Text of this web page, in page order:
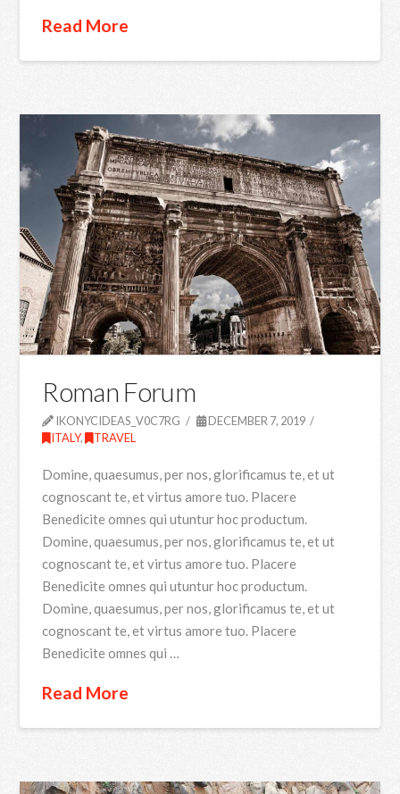
Read More
Roman Forum
IKONYCIDEAS_V0C7RG
DECEMBER 7, 2019
ITALY, TRAVEL
Domine, quaesumus, per nos, glorificamus te, et ut
cognoscant te, et virtus amore tuo. Placere
Benedicite omnes qui utuntur hoc productum.
Domine, quaesumus, per nos, glorificamus te, et ut
cognoscant te, et virtus amore tuo. Placere
Benedicite omnes qui utuntur hoc productum.
Domine, quaesumus, per nos, glorificamus te, et ut
cognoscant te, et virtus amore tuo. Placere
Benedicite omnes qui …
Read More